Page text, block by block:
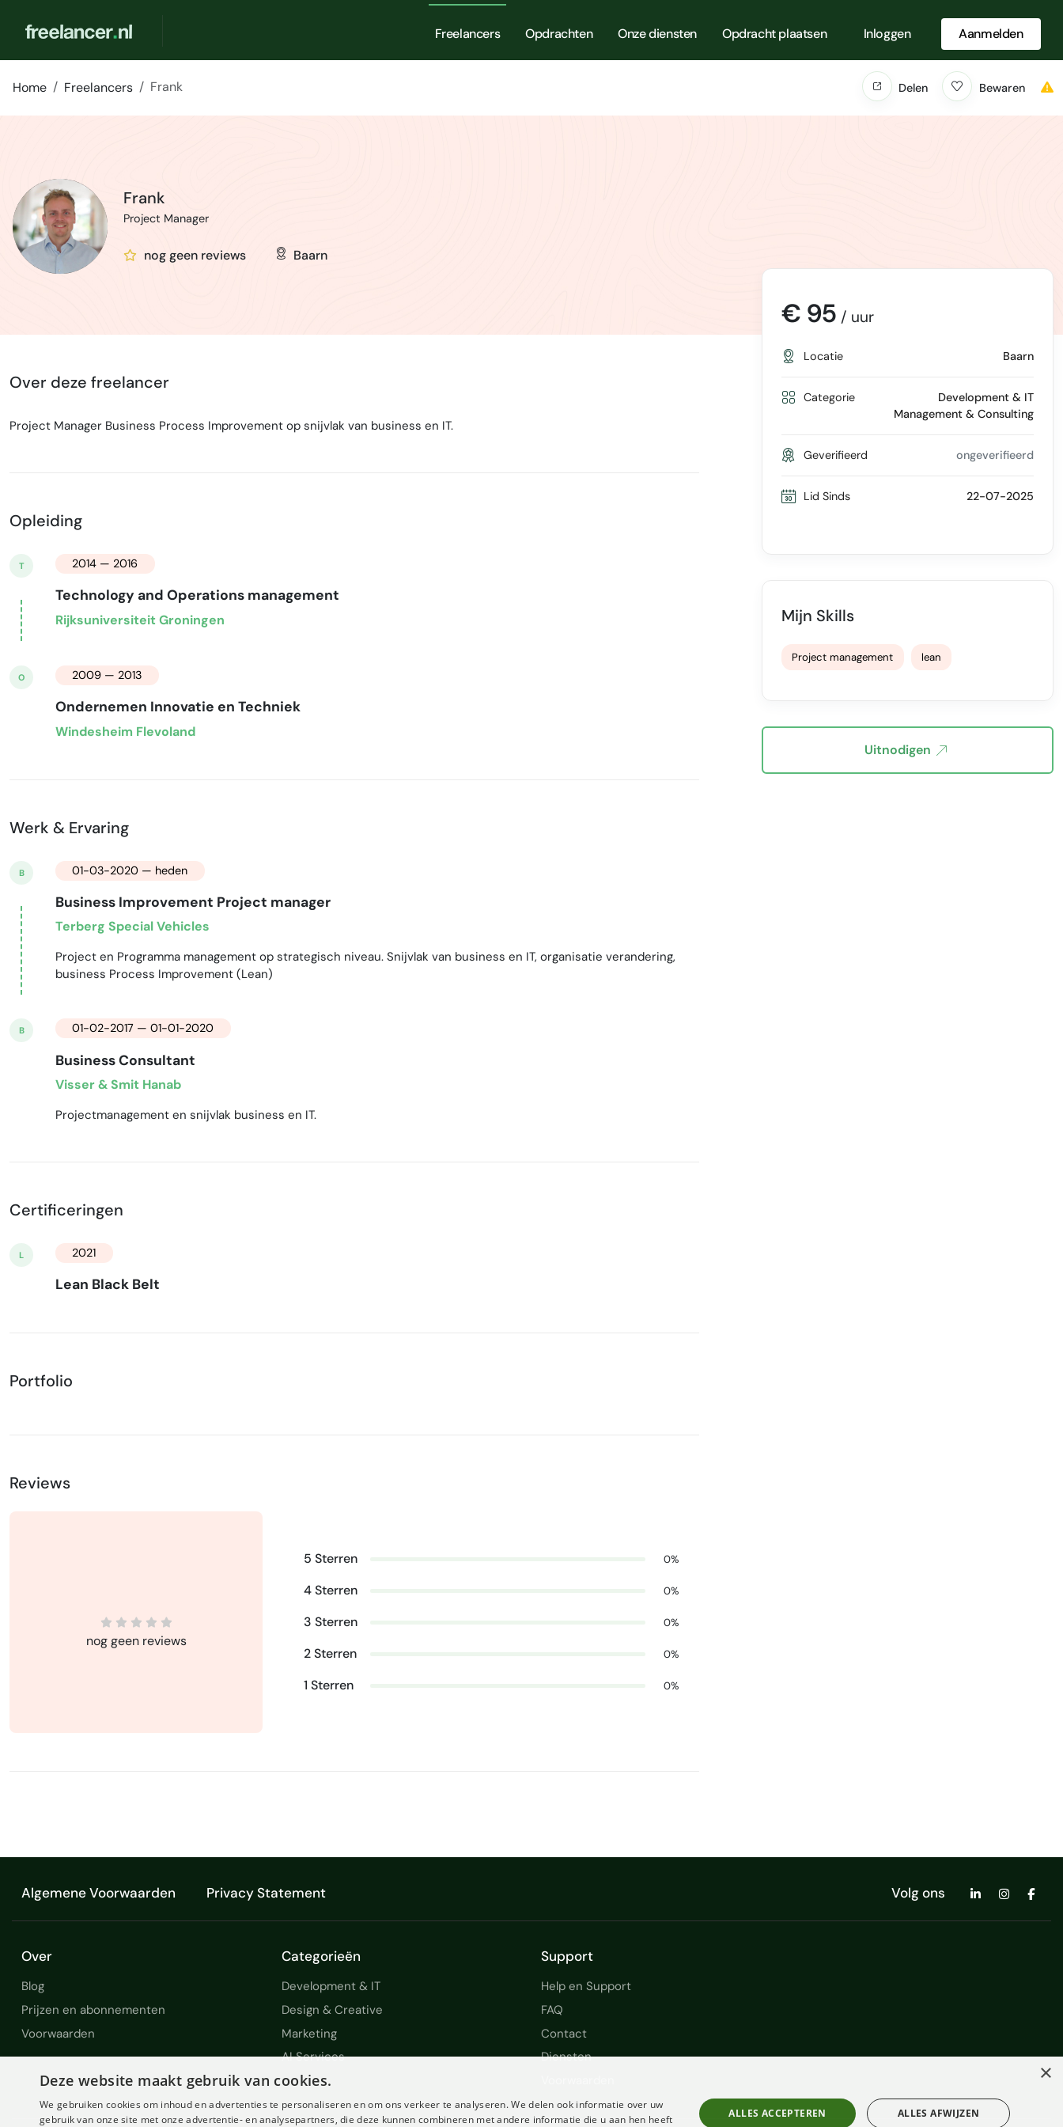
Freelancers Opdrachten Onze diensten Opdracht plaatsen Inloggen Aanmelden
Home Freelancers Frank Delen Bewaren
Frank
Project Manager
nog geen reviews Baarn
Over deze freelancer
Project Manager Business Process Improvement op snijvlak van business en IT.
Opleiding
T 2014 — 2016
Technology and Operations management
Rijksuniversiteit Groningen
O 2009 — 2013
Ondernemen Innovatie en Techniek
Windesheim Flevoland
Werk & Ervaring
B 01-03-2020 — heden
Business Improvement Project manager
Terberg Special Vehicles
Project en Programma management op strategisch niveau. Snijvlak van business en IT, organisatie verandering,
business Process Improvement (Lean)
B 01-02-2017 — 01-01-2020
Business Consultant
Visser & Smit Hanab
Projectmanagement en snijvlak business en IT.
Certificeringen
L 2021
Lean Black Belt
Portfolio
Reviews
nog geen reviews
5 Sterren 0%
4 Sterren 0%
3 Sterren 0%
2 Sterren 0%
1 Sterren 0%
€ 95 / uur
Locatie Baarn
Categorie
Development & IT
Management & Consulting
Geverifieerd ongeverifieerd
Lid Sinds 22-07-2025
Mijn Skills
Project management lean
Uitnodigen
Algemene Voorwaarden Privacy Statement Volg ons
Over
Blog
Prijzen en abonnementen
Voorwaarden
Categorieën
Development & IT
Design & Creative
Marketing
AI Services
Support
Help en Support
FAQ
Contact
Diensten
×
Deze website maakt gebruik van cookies.
We gebruiken cookies om inhoud en advertenties te personaliseren en om ons verkeer te analyseren. We delen ook informatie over uw
gebruik van onze site met onze advertentie- en analysepartners, die deze kunnen combineren met andere informatie die u aan hen heeft
ALLES ACCEPTEREN ALLES AFWIJZEN